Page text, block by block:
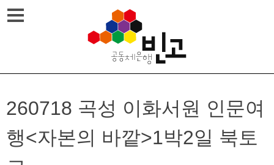
Skip
to
260718 곡성 이화서원 인문여
행<자본의 바깥>1박2일 북토